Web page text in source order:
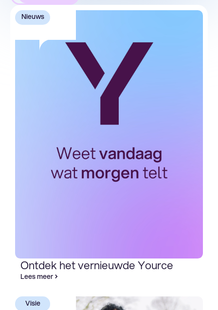
Nieuws
Ontdek het vernieuwde Yource
Lees meer
Visie